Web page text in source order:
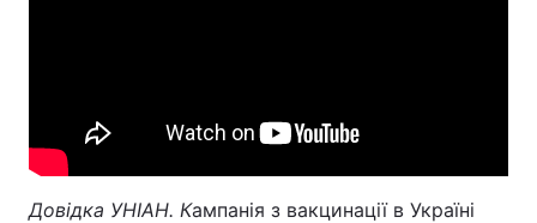
Довідка УНІАН. Кампанія з вакцинації в Україні